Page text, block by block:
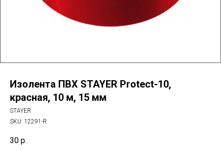
Изолента ПВХ STAYER Protect-10,
красная, 10 м, 15 мм
STAYER
SKU: 12291-R
30 р.